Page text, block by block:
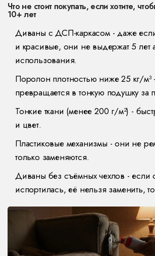
Что не стоит покупать, если хотите,
10+ лет
Диваны с ДСП-каркасом - даже
и красивые, они не выдержат 5 лет
использования.
Поролон плотностью ниже 25 кг/м³
превращается в тонкую подушку за
Тонкие ткани (менее 200 г/м²) -
и цвет.
Пластиковые механизмы - они не
только заменяются.
Диваны без съёмных чехлов - если
испортилась, её нельзя заменить,